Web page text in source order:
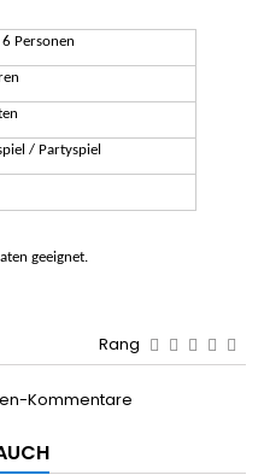
Personen
/ Partyspiel
geeignet.
Rang
Kommentare